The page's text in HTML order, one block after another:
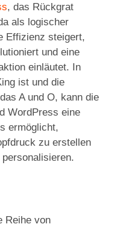
, das Rückgrat
als logischer
Effizienz steigert,
und eine
einläutet. In
ist und die
A und O, kann die
WordPress eine
ermöglicht,
zu erstellen
Reihe von